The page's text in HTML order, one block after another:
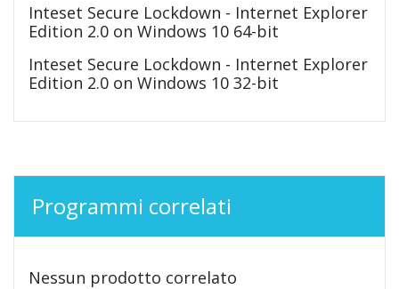
Inteset Secure Lockdown - Internet Explorer
Edition 2.0 on Windows 10 64-bit
Inteset Secure Lockdown - Internet Explorer
Edition 2.0 on Windows 10 32-bit
Programmi correlati
Nessun prodotto correlato